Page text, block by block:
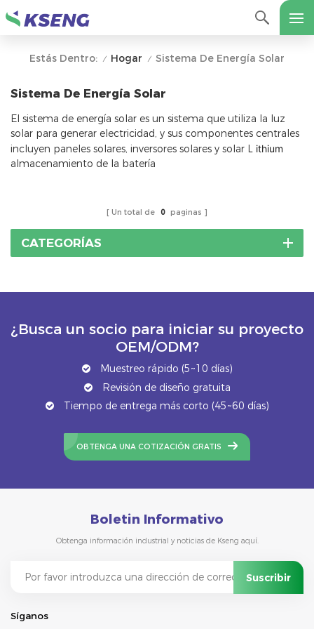
Estás Dentro: / Hogar / Sistema De Energía Solar
Sistema De Energía Solar
El sistema de energía solar es un sistema que utiliza la luz
solar para generar electricidad, y sus componentes centrales
incluyen paneles solares, inversores solares y solar L ithium
almacenamiento de la batería
Un total de 0 paginas
CATEGORÍAS
¿Busca un socio para iniciar su proyecto
OEM/ODM?
Muestreo rápido (5~10 días)
Revisión de diseño gratuita
Tiempo de entrega más corto (45~60 días)
OBTENGA UNA COTIZACIÓN GRATIS
Boletin Informativo
Obtenga información industrial y noticias de Kseng aquí.
Síganos